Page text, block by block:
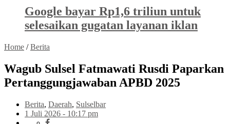
Google bayar Rp1,6 triliun untuk
selesaikan gugatan layanan iklan
Home /Berita
Wagub Sulsel Fatmawati Rusdi Paparkan
Pertanggungjawaban APBD 2025
Berita, Daerah, Sulselbar
1 Juli 2026 - 10:17 pm